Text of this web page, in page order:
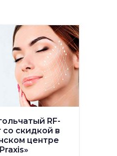
RF-
со скидкой в
центре